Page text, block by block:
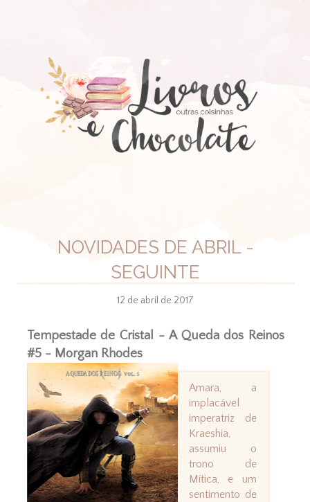
NOVIDADES DE ABRIL -
SEGUINTE
12 de abril de 2017
Tempestade de Cristal - A Queda dos Reinos
#5 - Morgan Rhodes
Amara, a
implacável
imperatriz de
Kraeshia,
assumiu o
trono de
Mítica, e um
sentimento de